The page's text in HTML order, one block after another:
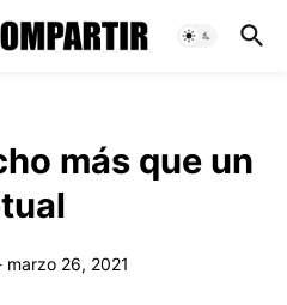
más que un
marzo 26, 2021